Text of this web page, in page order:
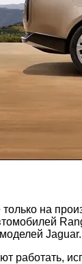
на
Jaguar.
работать,